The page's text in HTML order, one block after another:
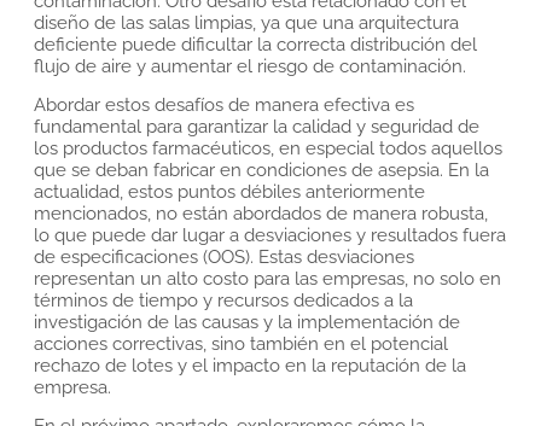
diseño de las salas limpias, ya que una arquitectura
deficiente puede dificultar la correcta distribución del
flujo de aire y aumentar el riesgo de contaminación.
Abordar estos desafíos de manera efectiva es
fundamental para garantizar la calidad y seguridad de
los productos farmacéuticos, en especial todos aquellos
que se deban fabricar en condiciones de asepsia. En la
actualidad, estos puntos débiles anteriormente
mencionados, no están abordados de manera robusta,
lo que puede dar lugar a desviaciones y resultados fuera
de especificaciones (OOS). Estas desviaciones
representan un alto costo para las empresas, no solo en
términos de tiempo y recursos dedicados a la
investigación de las causas y la implementación de
acciones correctivas, sino también en el potencial
rechazo de lotes y el impacto en la reputación de la
empresa.